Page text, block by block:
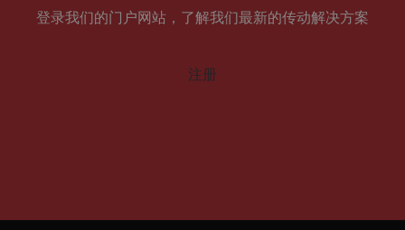
登录我们的门户网站，了解我们最新的传动解决方案
注册